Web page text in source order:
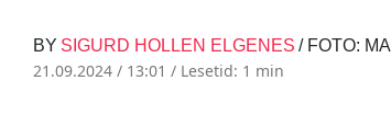
BY SIGURD HOLLEN ELGENES / FOTO:
21.09.2024 / 13:01 / Lesetid: 1 min